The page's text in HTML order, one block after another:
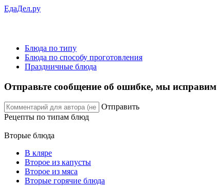
ЕдаДел.ру
Блюда по типу
Блюда по способу проготовления
Праздничные блюда
Отправьте сообщение об ошибке, мы исправим
Отправить
Рецепты по типам блюд
Вторые блюда
В кляре
Второе из капусты
Второе из мяса
Вторые горячие блюда